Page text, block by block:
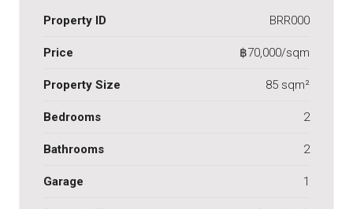
Property ID BRR000
Price ฿70,000/sqm
Property Size 85 sqm²
Bedrooms 2
Bathrooms 2
Garage 1